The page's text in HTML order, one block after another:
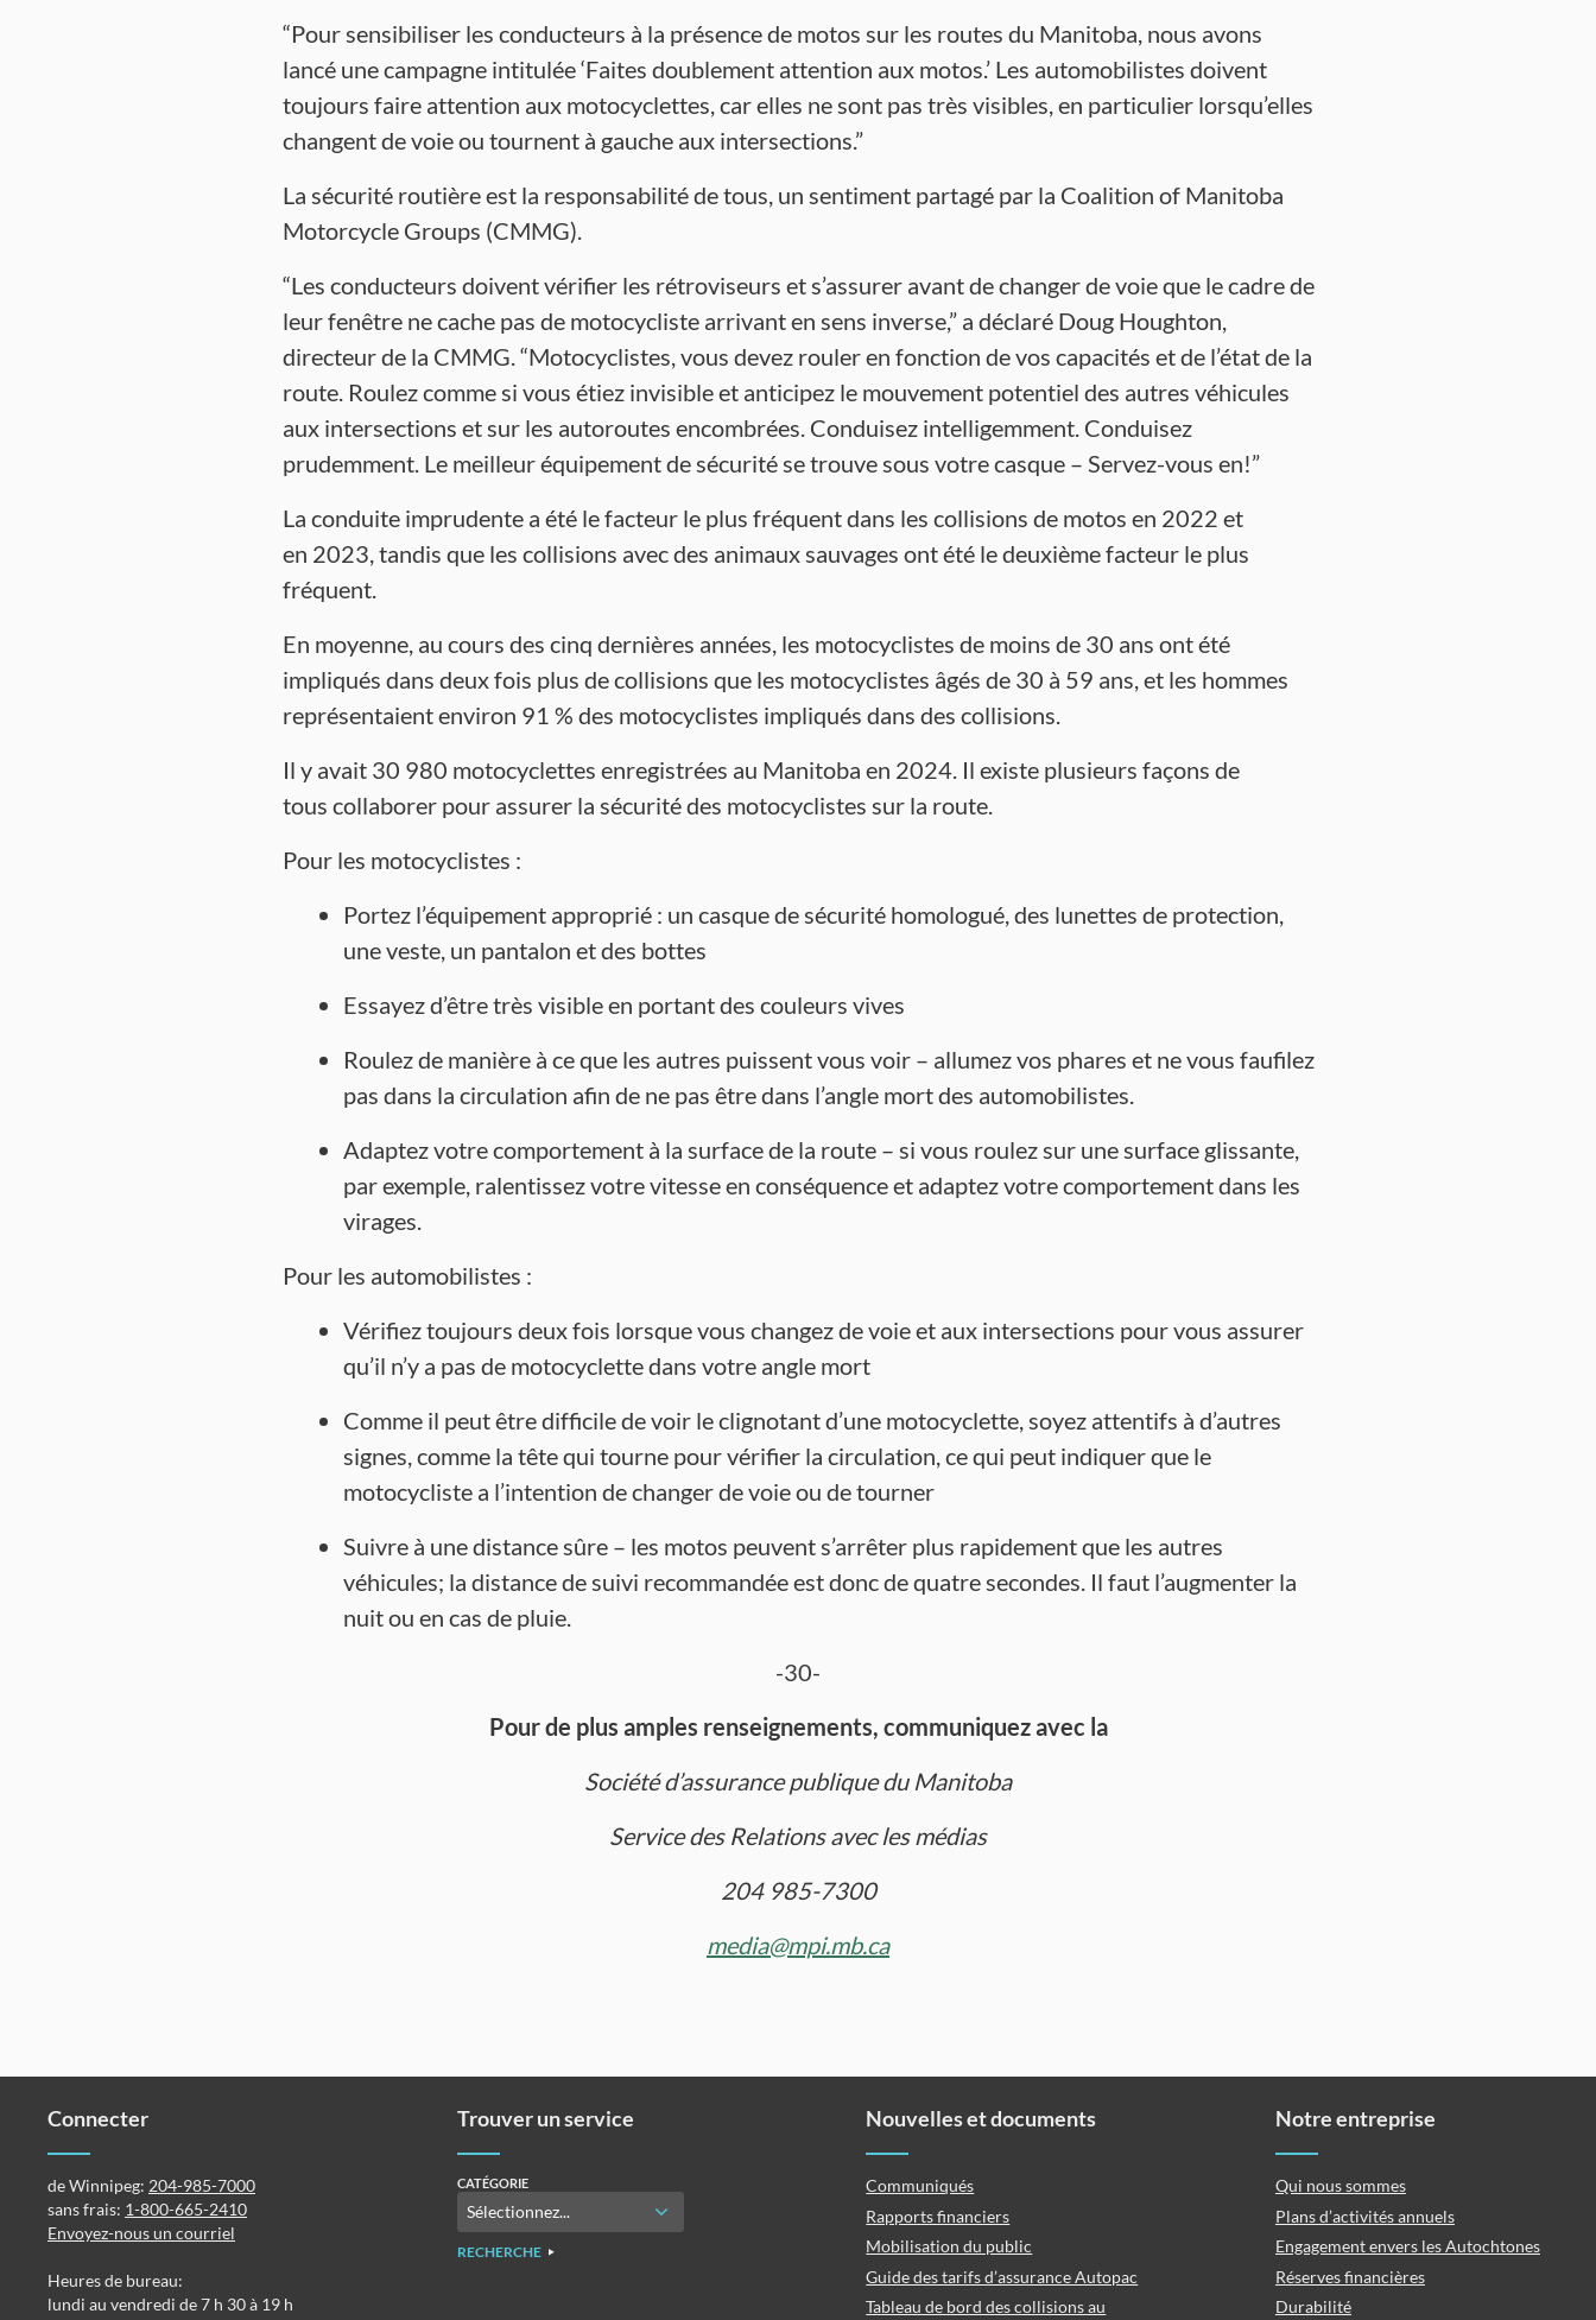
“Pour sensibiliser les conducteurs à la présence de motos sur les routes du Manitoba, nous avons
lancé une campagne intitulée ‘Faites doublement attention aux motos.’ Les automobilistes doivent
toujours faire attention aux motocyclettes, car elles ne sont pas très visibles, en particulier lorsqu’elles
changent de voie ou tournent à gauche aux intersections.”
La sécurité routière est la responsabilité de tous, un sentiment partagé par la Coalition of Manitoba
Motorcycle Groups (CMMG).
“Les conducteurs doivent vérifier les rétroviseurs et s’assurer avant de changer de voie que le cadre de
leur fenêtre ne cache pas de motocycliste arrivant en sens inverse,” a déclaré Doug Houghton,
directeur de la CMMG. “Motocyclistes, vous devez rouler en fonction de vos capacités et de l’état de la
route. Roulez comme si vous étiez invisible et anticipez le mouvement potentiel des autres véhicules
aux intersections et sur les autoroutes encombrées. Conduisez intelligemment. Conduisez
prudemment. Le meilleur équipement de sécurité se trouve sous votre casque – Servez-vous en!”
La conduite imprudente a été le facteur le plus fréquent dans les collisions de motos en 2022 et
en 2023, tandis que les collisions avec des animaux sauvages ont été le deuxième facteur le plus
fréquent.
En moyenne, au cours des cinq dernières années, les motocyclistes de moins de 30 ans ont été
impliqués dans deux fois plus de collisions que les motocyclistes âgés de 30 à 59 ans, et les hommes
représentaient environ 91 % des motocyclistes impliqués dans des collisions.
Il y avait 30 980 motocyclettes enregistrées au Manitoba en 2024. Il existe plusieurs façons de
tous collaborer pour assurer la sécurité des motocyclistes sur la route.
Pour les motocyclistes :
Portez l’équipement approprié : un casque de sécurité homologué, des lunettes de protection,
une veste, un pantalon et des bottes
Essayez d’être très visible en portant des couleurs vives
Roulez de manière à ce que les autres puissent vous voir – allumez vos phares et ne vous faufilez
pas dans la circulation afin de ne pas être dans l’angle mort des automobilistes.
Adaptez votre comportement à la surface de la route – si vous roulez sur une surface glissante,
par exemple, ralentissez votre vitesse en conséquence et adaptez votre comportement dans les
virages.
Pour les automobilistes :
Vérifiez toujours deux fois lorsque vous changez de voie et aux intersections pour vous assurer
qu’il n’y a pas de motocyclette dans votre angle mort
Comme il peut être difficile de voir le clignotant d’une motocyclette, soyez attentifs à d’autres
signes, comme la tête qui tourne pour vérifier la circulation, ce qui peut indiquer que le
motocycliste a l’intention de changer de voie ou de tourner
Suivre à une distance sûre – les motos peuvent s’arrêter plus rapidement que les autres
véhicules; la distance de suivi recommandée est donc de quatre secondes. Il faut l’augmenter la
nuit ou en cas de pluie.
-30-
Pour de plus amples renseignements, communiquez avec la
Société d’assurance publique du Manitoba
Service des Relations avec les médias
204 985-7300
media@mpi.mb.ca
Connecter
de Winnipeg: 204-985-7000
sans frais: 1-800-665-2410
Envoyez-nous un courriel
Heures de bureau:
lundi au vendredi de 7 h 30 à 19 h
Trouver un service
CATÉGORIE
RECHERCHE
Nouvelles et documents
Communiqués
Rapports financiers
Mobilisation du public
Guide des tarifs d’assurance Autopac
Tableau de bord des collisions au
Notre entreprise
Qui nous sommes
Plans d’activités annuels
Engagement envers les Autochtones
Réserves financières
Durabilité